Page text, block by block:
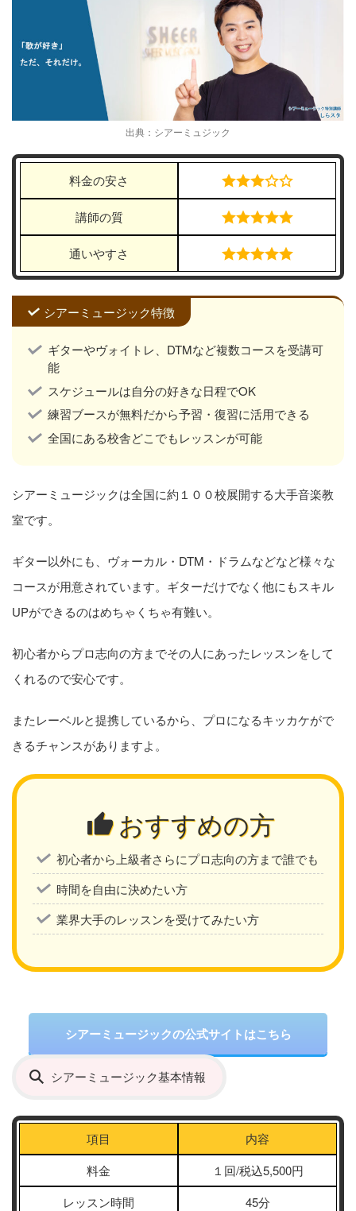
出典：シアーミュジック
料金の安さ
講師の質
通いやすさ
シアーミュージック特徴
ギターやヴォイトレ、DTMなど複数コースを受講可
能
スケジュールは自分の好きな日程でOK
練習ブースが無料だから予習・復習に活用できる
全国にある校舎どこでもレッスンが可能
シアーミュージックは全国に約１００校展開する大手音楽教
室です。
ギター以外にも、ヴォーカル・DTM・ドラムなどなど様々な
コースが用意されています。ギターだけでなく他にもスキル
UPができるのはめちゃくちゃ有難い。
初心者からプロ志向の方までその人にあったレッスンをして
くれるので安心です。
またレーベルと提携しているから、プロになるキッカケがで
きるチャンスがありますよ。
おすすめの方
初心者から上級者さらにプロ志向の方まで誰でも
時間を自由に決めたい方
業界大手のレッスンを受けてみたい方
シアーミュージックの公式サイトはこちら
シアーミュージック基本情報
項目
内容
料金
１回/税込5,500円
レッスン時間
45分